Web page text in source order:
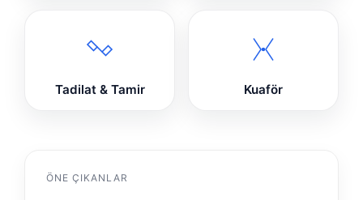
Tadilat & Tamir Kuaför
ÖNE ÇIKANLAR